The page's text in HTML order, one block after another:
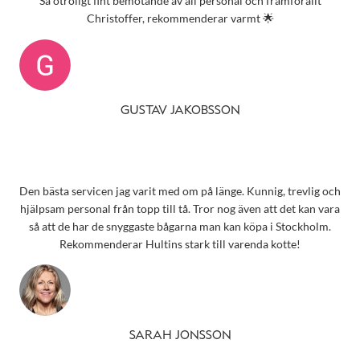
Christoffer, rekommenderar varmt 🌟
GUSTAV JAKOBSSON
Den bästa servicen jag varit med om på länge. Kunnig, trevlig och
hjälpsam personal från topp till tå. Tror nog även att det kan vara
så att de har de snyggaste bågarna man kan köpa i Stockholm.
Rekommenderar Hultins stark till varenda kotte!
SARAH JONSSON